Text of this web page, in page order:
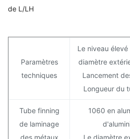
de L/LH
Paramètres
techniques
Le niveau
diamètre
Lancement
Longueur du
Tube finning
de laminage
des métaux
1060 en
Le diamètre